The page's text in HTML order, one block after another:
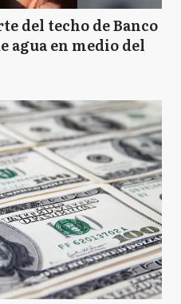
del techo de Banco
agua en medio del